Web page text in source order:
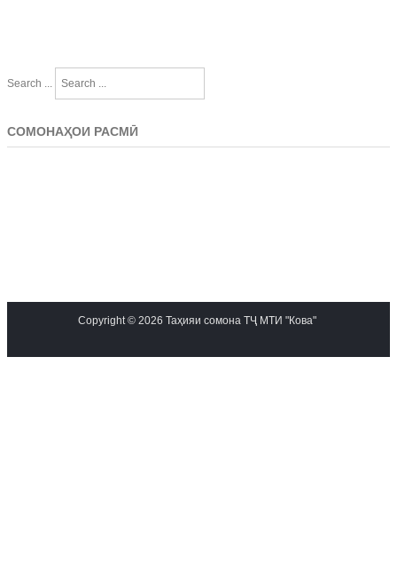
Search ...
СОМОНАҲОИ РАСМӢ
Copyright © 2026 Таҳияи сомона ТҶ МТИ "Кова"